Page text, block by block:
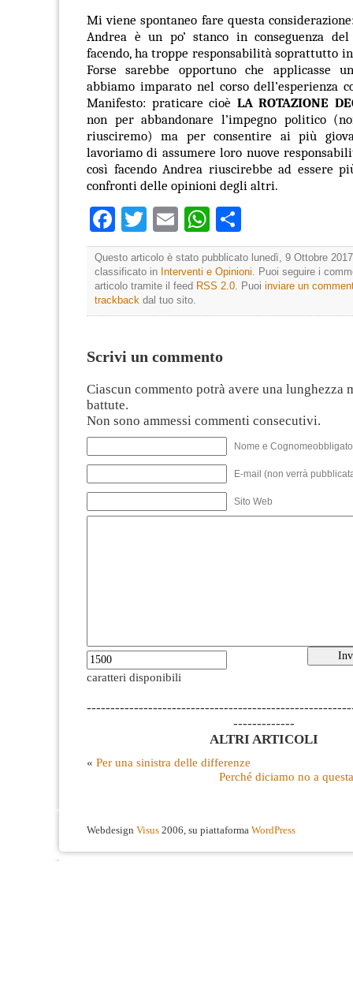
Mi viene spontaneo fare questa
Andrea è un po’ stanco in conseguenza
facendo, ha troppe responsabilità soprattutto
Forse sarebbe opportuno che applicasse
abbiamo imparato nel corso dell’esperienza
Manifesto: praticare cioè LA ROTAZIONE
non per abbandonare l’impegno politico
riusciremo) ma per consentire ai più
lavoriamo di assumere loro nuove
così facendo Andrea riuscirebbe ad essere
confronti delle opinioni degli altri.
Facebook
TwitterEmailWhatsApp
Questo articolo è stato pubblicato lunedì, 9 Ottobre
classificato in Interventi e Opinioni . Puoi seguire i
articolo tramite il feed RSS 2.0 . Puoi inviare un
trackback dal tuo sito.
Scrivi un commento
Ciascun commento potrà avere una lunghezza
battute.
Non sono ammessi commenti consecutivi.
Nome e
E-mail (non verrà
Sito Web
caratteri disponibili
-------------
ALTRI ARTICOLI
« Per una sinistra delle differenze
Perché diciamo no a
Webdesign Visus 2006, su piattaforma WordPress